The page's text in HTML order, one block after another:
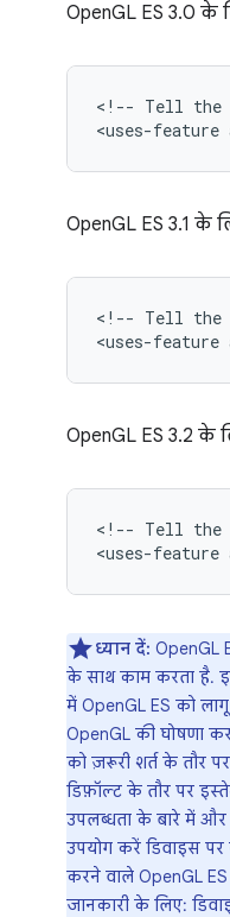
OpenGL ES 3.0 के
<!-- Tell the
<uses-feature
OpenGL ES 3.1 के
<!-- Tell the
<uses-feature
OpenGL ES 3.2 के
<!-- Tell the
<uses-feature
ध्यान दें: OpenGL
के साथ काम करता है.
में OpenGL ES को
OpenGL की घोषणा
को ज़रूरी शर्त के तौर
डिफ़ॉल्ट के तौर पर
उपलब्धता के बारे में और
उपयोग करें डिवाइस
करने वाले OpenGL
जानकारी के लिए: